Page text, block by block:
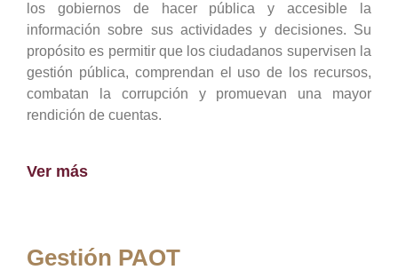
los gobiernos de hacer pública y accesible la
información sobre sus actividades y decisiones. Su
propósito es permitir que los ciudadanos supervisen la
gestión pública, comprendan el uso de los recursos,
combatan la corrupción y promuevan una mayor
rendición de cuentas.
Ver más
Gestión PAOT